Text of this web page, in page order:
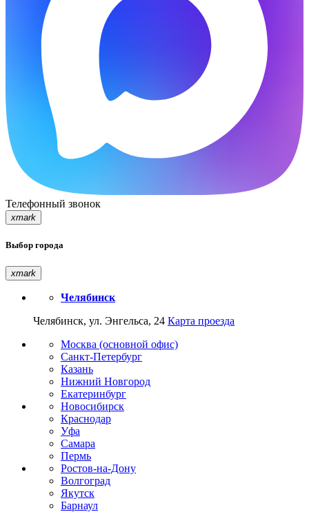
Телефонный звонок
xmark
Выбор города
xmark
Челябинск
Челябинск, ул. Энгельса, 24 Карта проезда
Москва (основной офис)
Санкт-Петербург
Казань
Нижний Новгород
Екатеринбург
Новосибирск
Краснодар
Уфа
Самара
Пермь
Ростов-на-Дону
Волгоград
Якутск
Барнаул